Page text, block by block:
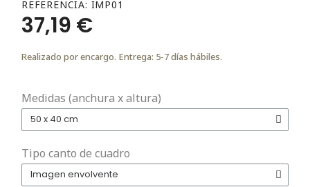
REFERENCIA IMP01
37,19 €
Realizado por encargo. Entrega: 5-7 días hábiles.
Medidas (anchura x altura)
Tipo canto de cuadro